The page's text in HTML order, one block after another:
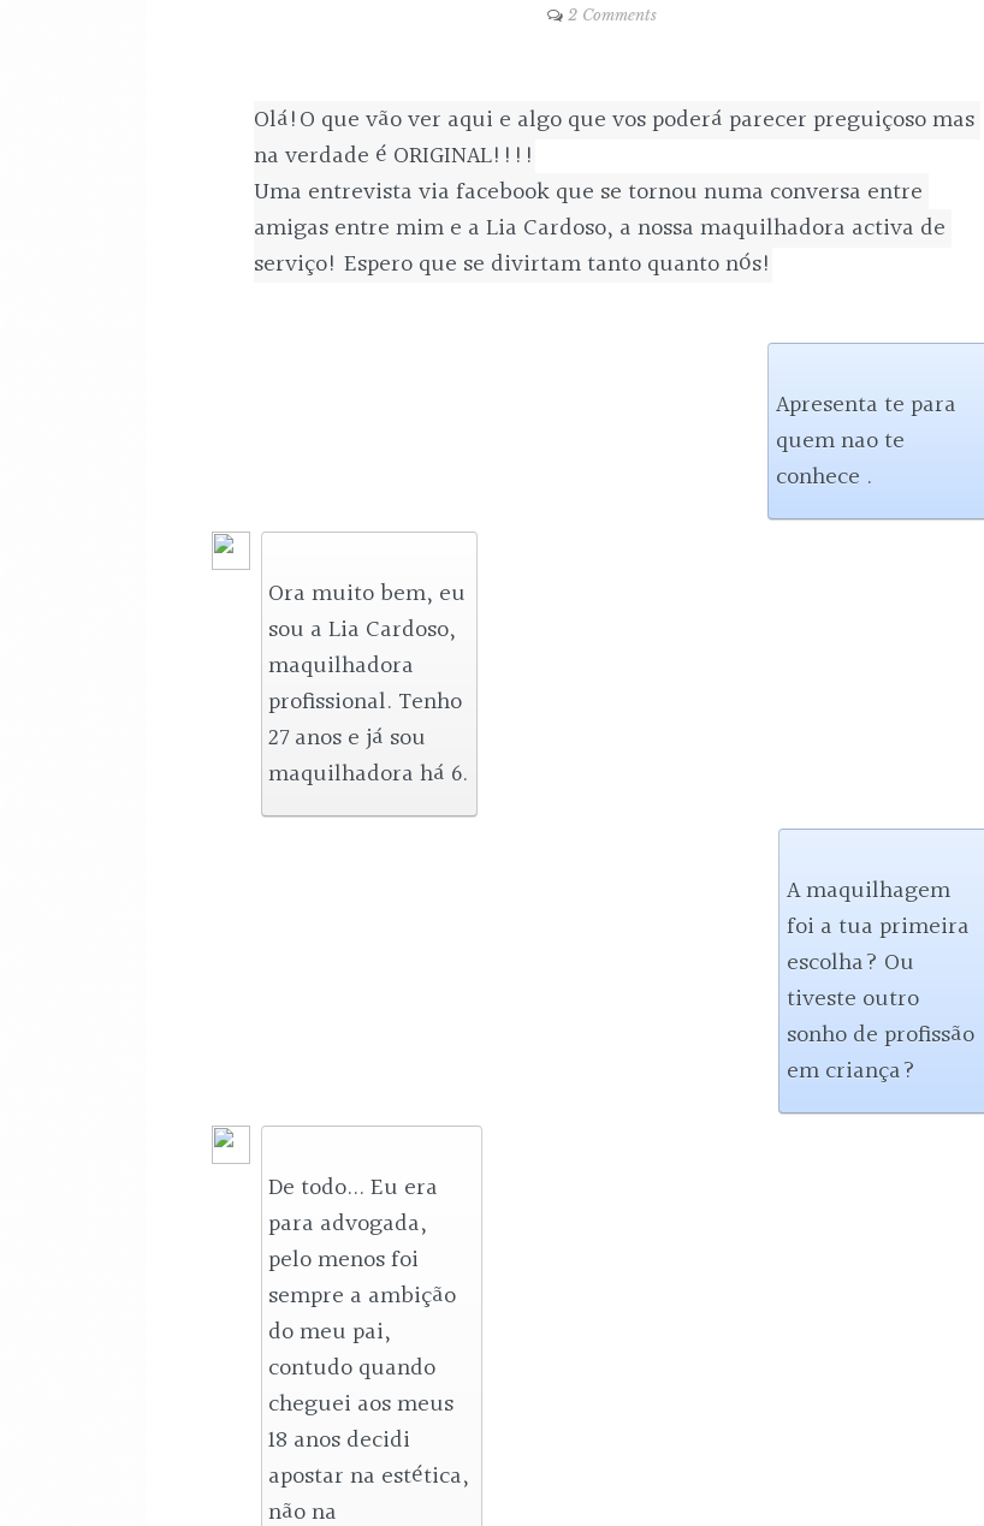
2 Comments
Olá!O que vão ver aqui e algo que vos poderá parecer preguiçoso mas
na verdade é ORIGINAL!!!!
Uma entrevista via facebook que se tornou numa conversa entre
amigas entre mim e a Lia Cardoso, a nossa maquilhadora activa de
serviço! Espero que se divirtam tanto quanto nós!
Apresenta te para
quem nao te
conhece .
Ora muito bem, eu
sou a Lia Cardoso,
maquilhadora
profissional. Tenho
27 anos e já sou
maquilhadora há 6.
A maquilhagem
foi a tua primeira
escolha? Ou
tiveste outro
sonho de profissão
em criança?
De todo... Eu era
para advogada,
pelo menos foi
sempre a ambição
do meu pai,
contudo quando
cheguei aos meus
18 anos decidi
apostar na estética,
não na